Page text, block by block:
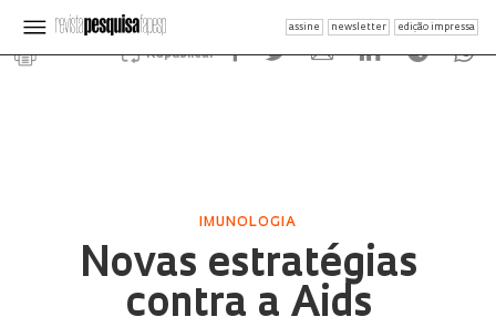
assine newsletter edição impressa
Republicar
IMUNOLOGIA
Novas estratégias
contra a Aids